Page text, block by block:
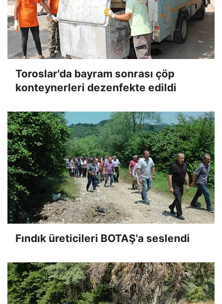
Toroslar'da bayram sonrası çöp
konteynerleri dezenfekte edildi
Fındık üreticileri BOTAŞ'a seslendi